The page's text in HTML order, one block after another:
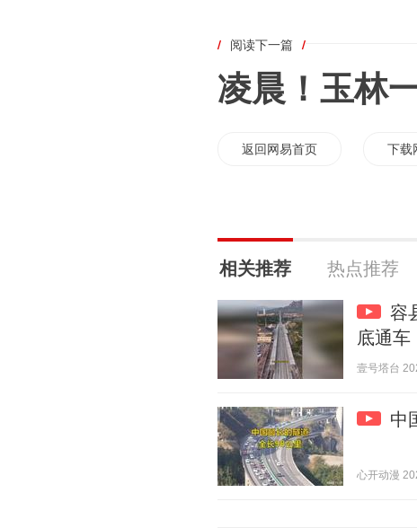
/ 阅读下一篇 /
凌晨！玉林
返回网易首页 下载
相关推荐 热点推荐
容
底通车
壹号塔台
中
心开动漫